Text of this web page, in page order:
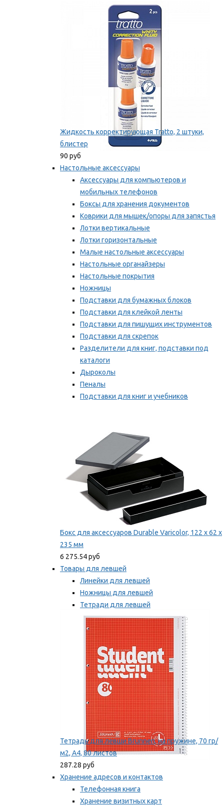
Корректирующие ленты
Мы рекомендуем
Жидкость корректирующая Tratto, 2 штуки,
блистер
90 руб
Настольные аксессуары
Аксессуары для компьютеров и
мобильных телефонов
Боксы для хранения документов
Коврики для мышек/опоры для запястья
Лотки вертикальные
Лотки горизонтальные
Малые настольные аксессуары
Настольные органайзеры
Настольные покрытия
Ножницы
Подставки для бумажных блоков
Подставки для клейкой ленты
Подставки для пишущих инструментов
Подставки для скрепок
Разделители для книг, подставки под
каталоги
Дыроколы
Пеналы
Подставки для книг и учебников
Бокс для аксессуаров Durable Varicolor, 122 x 62 x
235 мм
6 275.54 руб
Товары для левшей
Линейки для левшей
Ножницы для левшей
Тетради для левшей
Точилки для левшей
Мы рекомендуем
Тетрадь для левши Brunnen, на пружине, 70 гр/
м2, А4, 80 листов
287.28 руб
Хранение адресов и контактов
Телефонная книга
Хранение визитных карт